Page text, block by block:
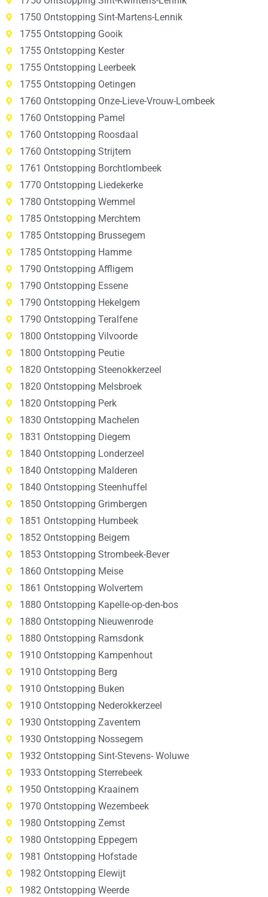
1750 Ontstopping Sint-Martens-Lennik
1755 Ontstopping Gooik
1755 Ontstopping Kester
1755 Ontstopping Leerbeek
1755 Ontstopping Oetingen
1760 Ontstopping Onze-Lieve-Vrouw-Lombeek
1760 Ontstopping Pamel
1760 Ontstopping Roosdaal
1760 Ontstopping Strijtem
1761 Ontstopping Borchtlombeek
1770 Ontstopping Liedekerke
1780 Ontstopping Wemmel
1785 Ontstopping Merchtem
1785 Ontstopping Brussegem
1785 Ontstopping Hamme
1790 Ontstopping Affligem
1790 Ontstopping Essene
1790 Ontstopping Hekelgem
1790 Ontstopping Teralfene
1800 Ontstopping Vilvoorde
1800 Ontstopping Peutie
1820 Ontstopping Steenokkerzeel
1820 Ontstopping Melsbroek
1820 Ontstopping Perk
1830 Ontstopping Machelen
1831 Ontstopping Diegem
1840 Ontstopping Londerzeel
1840 Ontstopping Malderen
1840 Ontstopping Steenhuffel
1850 Ontstopping Grimbergen
1851 Ontstopping Humbeek
1852 Ontstopping Beigem
1853 Ontstopping Strombeek-Bever
1860 Ontstopping Meise
1861 Ontstopping Wolvertem
1880 Ontstopping Kapelle-op-den-bos
1880 Ontstopping Nieuwenrode
1880 Ontstopping Ramsdonk
1910 Ontstopping Kampenhout
1910 Ontstopping Berg
1910 Ontstopping Buken
1910 Ontstopping Nederokkerzeel
1930 Ontstopping Zaventem
1930 Ontstopping Nossegem
1932 Ontstopping Sint-Stevens- Woluwe
1933 Ontstopping Sterrebeek
1950 Ontstopping Kraainem
1970 Ontstopping Wezembeek
1980 Ontstopping Zemst
1980 Ontstopping Eppegem
1981 Ontstopping Hofstade
1982 Ontstopping Elewijt
1982 Ontstopping Weerde